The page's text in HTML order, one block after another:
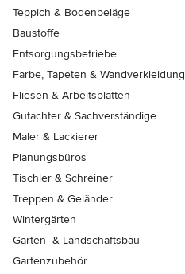
Teppich & Bodenbeläge
Baustoffe
Entsorgungsbetriebe
Farbe, Tapeten & Wandverkleidung
Fliesen & Arbeitsplatten
Gutachter & Sachverständige
Maler & Lackierer
Planungsbüros
Tischler & Schreiner
Treppen & Geländer
Wintergärten
Garten- & Landschaftsbau
Gartenzubehör